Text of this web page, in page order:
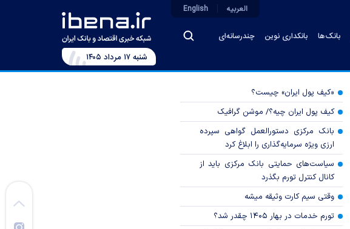
بانک‌ها بانکداری نوین چندرسانه‌ای
العربیه English
شنبه ۱۷ مرداد ۱۴۰۵
«کیف پول ایران» چیست؟
کیف پول ایران چیه؟/ موشن گرافیک
بانک مرکزی دستورالعمل گواهی سپرده
ارزی ویژه سرمایه‌گذاری را ابلاغ کرد
سیاست‌های حمایتی بانک مرکزی باید از
کانال کنترل تورم بگذرد
وقتی سیم کارت وثیقه میشه
تورم خدمات در بهار ۱۴۰۵ چقدر شد؟